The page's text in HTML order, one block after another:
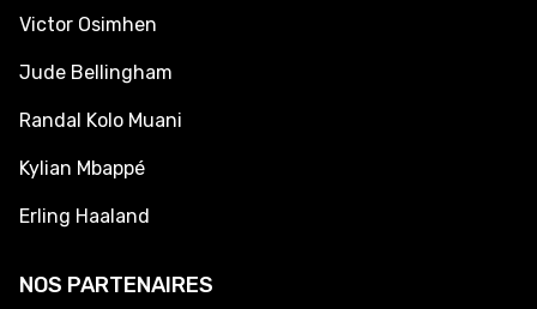
Victor Osimhen
Jude Bellingham
Randal Kolo Muani
Kylian Mbappé
Erling Haaland
NOS PARTENAIRES